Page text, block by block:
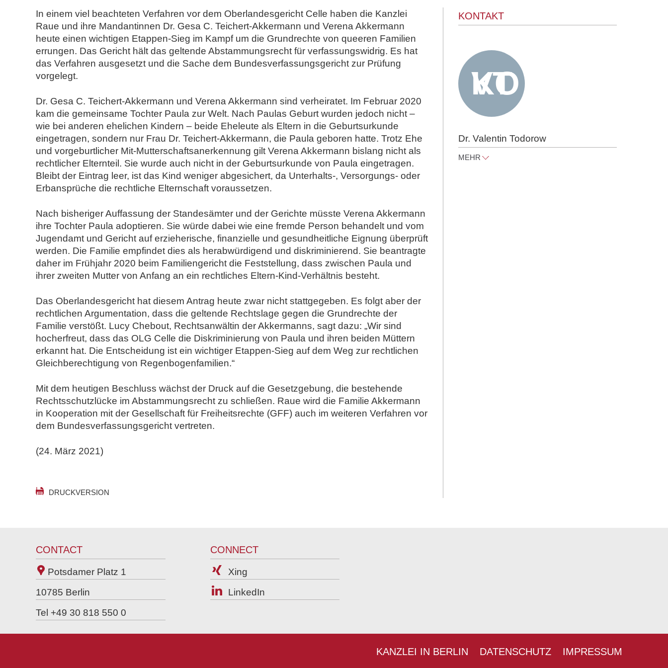
d
N
o
t
a
r
In einem viel beachteten Verfahren vor dem Oberlandesgericht Celle haben die Kanzlei
Raue und ihre Mandantinnen Dr. Gesa C. Teichert-Akkermann und Verena Akkermann
heute einen wichtigen Etappen-Sieg im Kampf um die Grundrechte von queeren Familien
errungen. Das Gericht hält das geltende Abstammungsrecht für verfassungswidrig. Es hat
das Verfahren ausgesetzt und die Sache dem Bundesverfassungsgericht zur Prüfung
vorgelegt.
Dr. Gesa C. Teichert-Akkermann und Verena Akkermann sind verheiratet. Im Februar 2020
kam die gemeinsame Tochter Paula zur Welt. Nach Paulas Geburt wurden jedoch nicht –
wie bei anderen ehelichen Kindern – beide Eheleute als Eltern in die Geburtsurkunde
eingetragen, sondern nur Frau Dr. Teichert-Akkermann, die Paula geboren hatte. Trotz Ehe
und vorgeburtlicher Mit-Mutterschaftsanerkennung gilt Verena Akkermann bislang nicht als
rechtlicher Elternteil. Sie wurde auch nicht in der Geburtsurkunde von Paula eingetragen.
Bleibt der Eintrag leer, ist das Kind weniger abgesichert, da Unterhalts-, Versorgungs- oder
Erbansprüche die rechtliche Elternschaft voraussetzen.
Nach bisheriger Auffassung der Standesämter und der Gerichte müsste Verena Akkermann
ihre Tochter Paula adoptieren. Sie würde dabei wie eine fremde Person behandelt und vom
Jugendamt und Gericht auf erzieherische, finanzielle und gesundheitliche Eignung überprüft
werden. Die Familie empfindet dies als herabwürdigend und diskriminierend. Sie beantragte
daher im Frühjahr 2020 beim Familiengericht die Feststellung, dass zwischen Paula und
ihrer zweiten Mutter von Anfang an ein rechtliches Eltern-Kind-Verhältnis besteht.
Das Oberlandesgericht hat diesem Antrag heute zwar nicht stattgegeben. Es folgt aber der
rechtlichen Argumentation, dass die geltende Rechtslage gegen die Grundrechte der
Familie verstößt. Lucy Chebout, Rechtsanwältin der Akkermanns, sagt dazu: „Wir sind
hocherfreut, dass das OLG Celle die Diskriminierung von Paula und ihren beiden Müttern
erkannt hat. Die Entscheidung ist ein wichtiger Etappen-Sieg auf dem Weg zur rechtlichen
Gleichberechtigung von Regenbogenfamilien.“
Mit dem heutigen Beschluss wächst der Druck auf die Gesetzgebung, die bestehende
Rechtsschutzlücke im Abstammungsrecht zu schließen. Raue wird die Familie Akkermann
in Kooperation mit der Gesellschaft für Freiheitsrechte (GFF) auch im weiteren Verfahren vor
dem Bundesverfassungsgericht vertreten.
(24. März 2021)
DRUCKVERSION
KONTAKT
Dr. Valentin Todorow
MEHR
CONTACT
Potsdamer Platz 1
10785 Berlin
Tel +49 30 818 550 0
CONNECT
Xing
LinkedIn
KANZLEI IN BERLIN DATENSCHUTZ IMPRESSUM